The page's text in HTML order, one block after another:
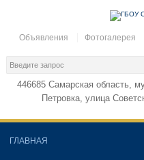
Объявления Фотогалерея
446685 Самарская область,
Петровка, улица
ГЛАВНАЯ